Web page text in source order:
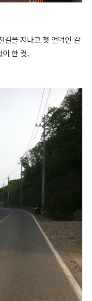
길을 지나고 첫 언덕인 갈
이 한 컷.